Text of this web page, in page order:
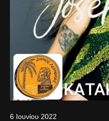
6 Ιουνίου 2022